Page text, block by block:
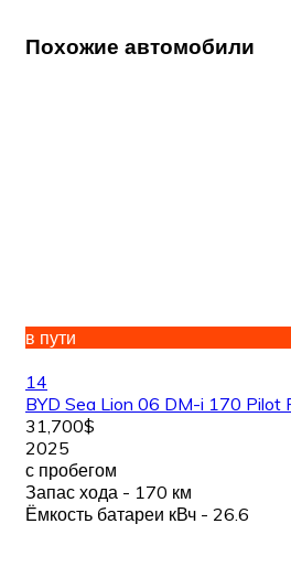
Похожие автомобили
в пути
14
BYD Sea Lion 06 DM-i 170 Pilot
31,700$
2025
с пробегом
Запас хода - 170 км
Ёмкость батареи кВч - 26.6